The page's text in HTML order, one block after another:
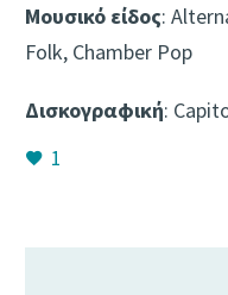
Μουσικό είδος:
Folk, Chamber Pop
Δισκογραφική:
1